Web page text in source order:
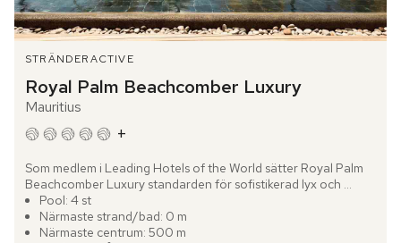
STRÄNDERACTIVE
Royal Palm Beachcomber Luxury
Mauritius
+
Som medlem i Leading Hotels of the World sätter Royal Palm
Beachcomber Luxury standarden för sofistikerad lyx och
enastående service. Känn den varma och inbjudande
atmosfären som...
Pool: 4 st
Närmaste strand/bad: 0 m
Närmaste centrum: 500 m